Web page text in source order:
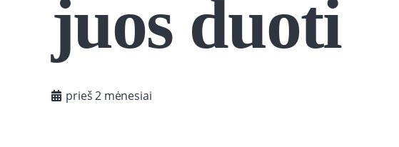
juos duoti
prieš 2 mėnesiai